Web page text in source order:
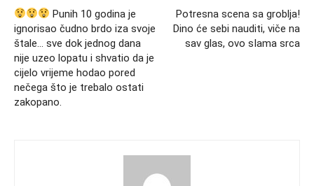
Punih 10 godina je
ignorisao čudno brdo iza svoje
štale… sve dok jednog dana
nije uzeo lopatu i shvatio da je
cijelo vrijeme hodao pored
nečega što je trebalo ostati
zakopano.
Potresna scena sa groblja!
Dino će sebi nauditi, viče na
sav glas, ovo sIama srca